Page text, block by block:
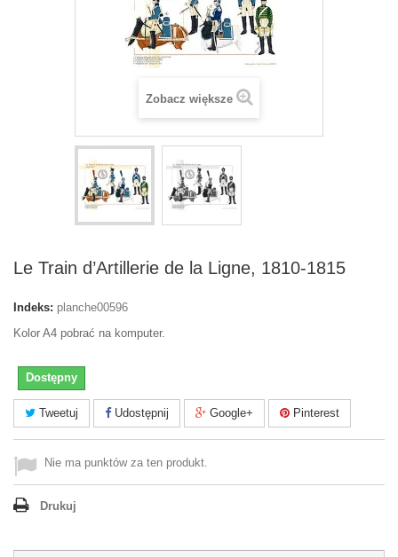
Zobacz większe
Le Train d’Artillerie de la Ligne, 1810-1815
Indeks: planche00596
Kolor A4 pobrać na komputer.
Dostępny
Tweetuj Udostępnij Google+ Pinterest
Nie ma punktów za ten produkt.
Drukuj